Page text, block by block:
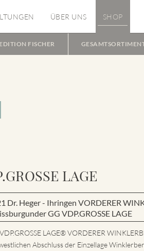
ÜBER UNS SHOP
EDITION FISCHER
LAGE
Dr. Heger - Ihringen VORDERER
GG VDP.GROSSE LAGE
LAGE® VORDERER
Abschluss der Einzellage